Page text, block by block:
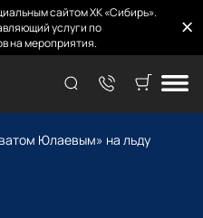
сайтом ХК «Сибирь».
услуги по
на мероприятия.
Юлаевым» на льду